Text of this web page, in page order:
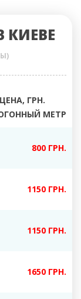
КИЕВЕ
ЦЕНА, ГРН.
МЕТР
800 ГРН.
1150 ГРН.
1150 ГРН.
1650 ГРН.